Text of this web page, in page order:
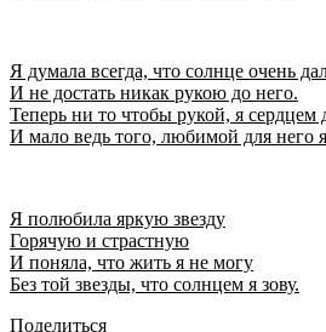
Я думала всегда, что солнце очень
И не достать никак рукою до него.
Теперь ни то чтобы рукой, я сердцем
И мало ведь того, любимой для него я
Я полюбила яркую звезду
Горячую и страстную
И поняла, что жить я не могу
Без той звезды, что солнцем я зову.
Поделиться